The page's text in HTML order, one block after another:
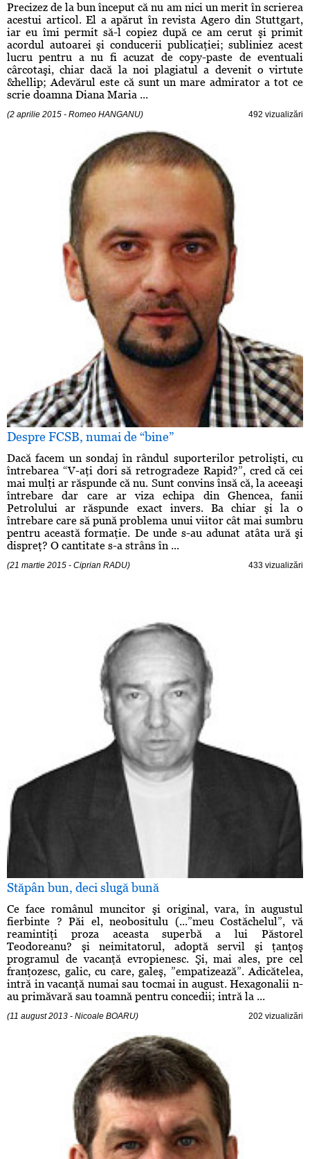
Precizez de la bun început că nu am nici un merit în scrierea
acestui articol. El a apărut în revista Agero din Stuttgart,
iar eu îmi permit să-l copiez după ce am cerut şi primit
acordul autoarei şi conducerii publicaţiei; subliniez acest
lucru pentru a nu fi acuzat de copy-paste de eventuali
cârcotaşi, chiar dacă la noi plagiatul a devenit o virtute
&hellip; Adevărul este că sunt un mare admirator a tot ce
scrie doamna Diana Maria ...
(2 aprilie 2015 - Romeo HANGANU) 492 vizualizări
Despre FCSB, numai de “bine”
Dacă facem un sondaj în rândul suporterilor petrolişti, cu
întrebarea “V-aţi dori să retrogradeze Rapid?”, cred că cei
mai mulţi ar răspunde că nu. Sunt convins însă că, la aceeaşi
întrebare dar care ar viza echipa din Ghencea, fanii
Petrolului ar răspunde exact invers. Ba chiar şi la o
întrebare care să pună problema unui viitor cât mai sumbru
pentru această formaţie. De unde s-au adunat atâta ură şi
dispreţ? O cantitate s-a strâns în ...
(21 martie 2015 - Ciprian RADU) 433 vizualizări
Stăpân bun, deci slugă bună
Ce face românul muncitor şi original, vara, în augustul
fierbinte ? Păi el, neobositulu (...”meu Costăchelul”, vă
reamintiţi proza aceasta superbă a lui Păstorel
Teodoreanu? şi neimitatorul, adoptă servil şi ţanţoş
programul de vacanţă evropienesc. Şi, mai ales, pre cel
franţozesc, galic, cu care, galeş, ”empatizează”. Adicătelea,
intră in vacanţă numai sau tocmai in august. Hexagonalii n-
au primăvară sau toamnă pentru concedii; intră la ...
(11 august 2013 - Nicoale BOARU) 202 vizualizări